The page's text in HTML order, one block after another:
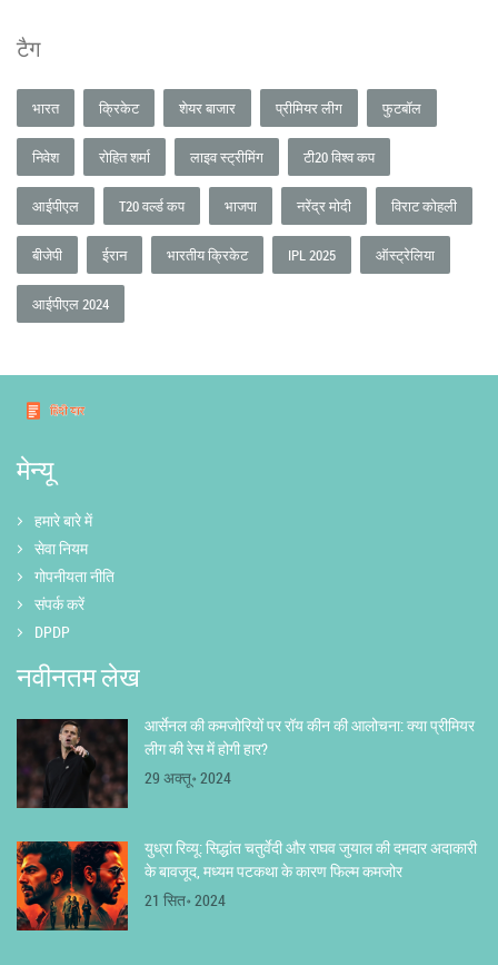
टैग
भारत क्रिकेट शेयर बाजार प्रीमियर लीग फुटबॉल
निवेश रोहित शर्मा लाइव स्ट्रीमिंग टी20 विश्व कप
आईपीएल T20 वर्ल्ड कप भाजपा नरेंद्र मोदी विराट कोहली
बीजेपी ईरान भारतीय क्रिकेट IPL 2025 ऑस्ट्रेलिया
आईपीएल 2024
मेन्यू
हमारे बारे में
सेवा नियम
गोपनीयता नीति
संपर्क करें
DPDP
नवीनतम लेख
आर्सेनल की कमजोरियों पर रॉय कीन की आलोचना: क्या प्रीमियर
लीग की रेस में होगी हार?
29 अक्तू॰ 2024
युध्रा रिव्यू: सिद्धांत चतुर्वेदी और राघव जुयाल की दमदार अदाकारी
के बावजूद, मध्यम पटकथा के कारण फिल्म कमजोर
21 सित॰ 2024